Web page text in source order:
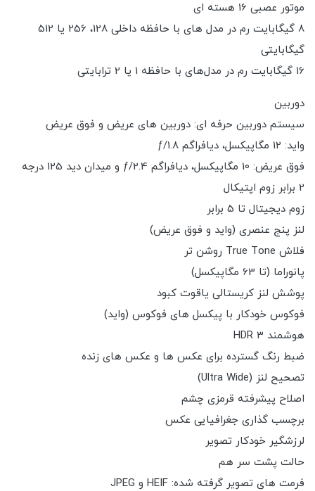
موتور عصبی 16 هسته ای
8 گیگابایت رم در مدل های با حافظه داخلی 128، 256 یا 512
گیگابایتی
16 گیگابایت رم در مدل‌های با حافظه 1 یا 2 ترابایتی
دوربین
سیستم دوربین حرفه ای: دوربین های عریض و فوق عریض
واید: 12 مگاپیکسل، دیافراگم ƒ/1.8
فوق عریض: 10 مگاپیکسل، دیافراگم ƒ/2.4 و میدان دید 125 درجه
2 برابر زوم اپتیکال
زوم دیجیتال تا 5 برابر
لنز پنج عنصری (واید و فوق عریض)
فلاش True Tone روشن تر
پانوراما (تا 63 مگاپیکسل)
پوشش لنز کریستالی یاقوت کبود
فوکوس خودکار با پیکسل های فوکوس (واید)
هوشمند HDR 3
ضبط رنگ گسترده برای عکس ها و عکس های زنده
تصحیح لنز (Ultra Wide)
اصلاح پیشرفته قرمزی چشم
برچسب گذاری جغرافیایی عکس
لرزشگیر خودکار تصویر
حالت پشت سر هم
فرمت های تصویر گرفته شده: HEIF و JPEG